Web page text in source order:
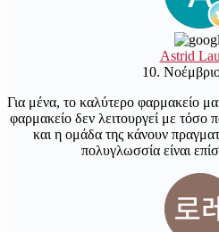
Astrid
10.
Για μένα, το καλύτερο φαρμακείο
φαρμακείο δεν λειτουργεί με
και η ομάδα της κάνουν
πολυγλωσσία είναι